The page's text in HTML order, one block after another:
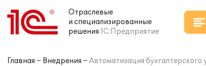
Отраслевые
и специализированные
решения 1С:Предприятие
Главная Внедрения Автоматизация